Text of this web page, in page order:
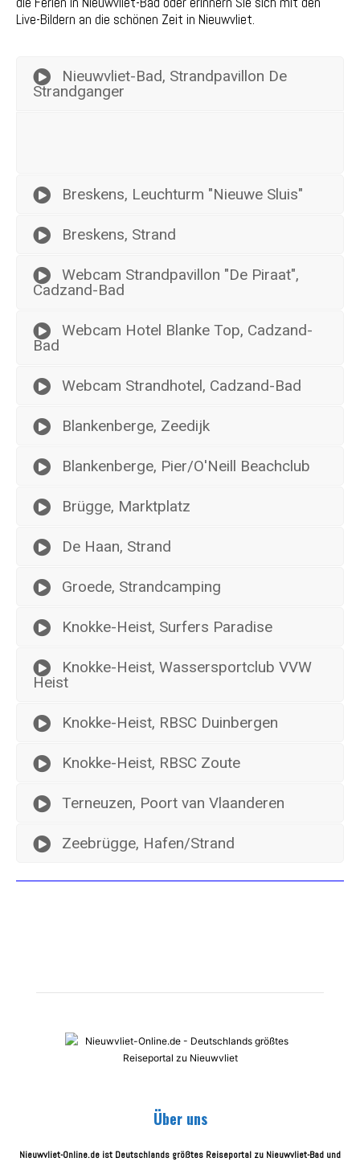
Live-Bildern an die schönen Zeit in Nieuwvliet.
Nieuwvliet-Bad, Strandpavillon De
Strandganger
Breskens, Leuchturm "Nieuwe Sluis"
Breskens, Strand
Webcam Strandpavillon "De Piraat",
Cadzand-Bad
Webcam Hotel Blanke Top, Cadzand-
Bad
Webcam Strandhotel, Cadzand-Bad
Blankenberge, Zeedijk
Blankenberge, Pier/O'Neill Beachclub
Brügge, Marktplatz
De Haan, Strand
Groede, Strandcamping
Knokke-Heist, Surfers Paradise
Knokke-Heist, Wassersportclub VVW
Heist
Knokke-Heist, RBSC Duinbergen
Knokke-Heist, RBSC Zoute
Terneuzen, Poort van Vlaanderen
Zeebrügge, Hafen/Strand
Über uns
Nieuwvliet-Online.de ist Deutschlands größtes Reiseportal zu Nieuwvliet-Bad und